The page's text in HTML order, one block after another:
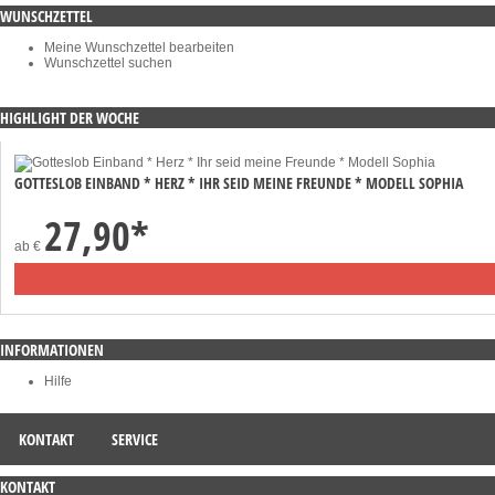
WUNSCHZETTEL
Meine Wunschzettel bearbeiten
Wunschzettel suchen
HIGHLIGHT DER WOCHE
GOTTESLOB EINBAND * HERZ * IHR SEID MEINE FREUNDE * MODELL SOPHIA
ab € 27,90*
INFORMATIONEN
Hilfe
KONTAKT SERVICE
KONTAKT